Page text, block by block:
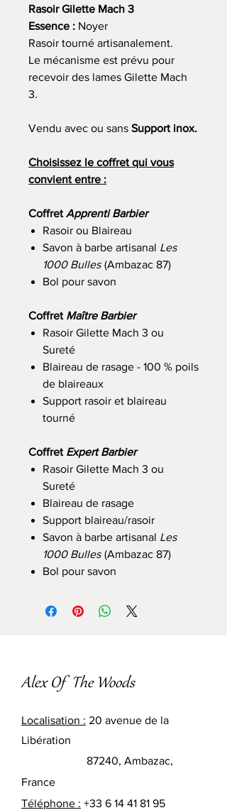
Rasoir Gilette Mach 3
Essence : Noyer
Rasoir tourné artisanalement.
Le mécanisme est prévu pour
recevoir des lames Gilette Mach
3.
Vendu avec ou sans Support inox.
Choisissez le coffret qui vous
convient entre :
Coffret Apprenti Barbier
Rasoir ou Blaireau
Savon à barbe artisanal Les
1000 Bulles (Ambazac 87)
Bol pour savon
Coffret Maître Barbier
Rasoir Gilette Mach 3 ou
Sureté
Blaireau de rasage - 100 % poils
de blaireaux
Support rasoir et blaireau
tourné
Coffret Expert Barbier
Rasoir Gilette Mach 3 ou
Sureté
Blaireau de rasage
Support blaireau/rasoir
Savon à barbe artisanal Les
1000 Bulles (Ambazac 87)
Bol pour savon
Alex Of TheWoods
Localisation : 20 avenue de la
Libération
87240, Ambazac,
France
Téléphone : +33 6 14 41 81 95